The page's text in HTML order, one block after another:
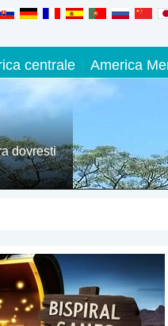
centrale America
dovresti